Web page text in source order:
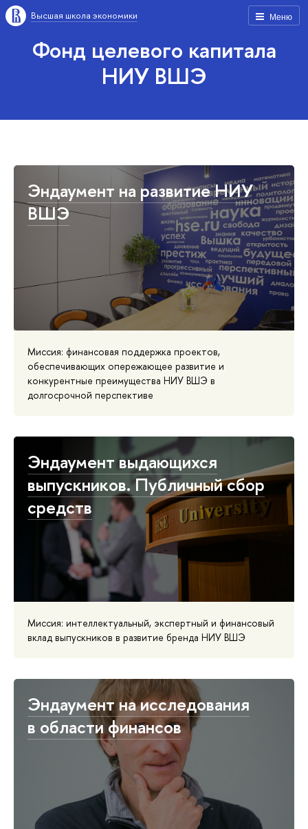
Меню
Высшая школа экономики
Фонд целевого капитала
НИУ ВШЭ
Эндаумент на развитие НИУ
ВШЭ
Миссия: финансовая поддержка проектов,
обеспечивающих опережающее развитие и
конкурентные преимущества НИУ ВШЭ в
долгосрочной перспективе
Эндаумент выдающихся
выпускников. Публичный сбор
средств
Миссия: интеллектуальный, экспертный и финансовый
вклад выпускников в развитие бренда НИУ ВШЭ
Эндаумент на исследования
в области финансов